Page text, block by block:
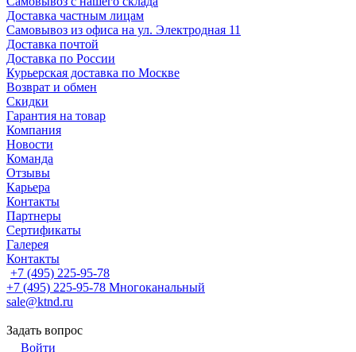
Доставка частным лицам
Самовывоз из офиса на ул. Электродная 11
Доставка почтой
Доставка по России
Курьерская доставка по Москве
Возврат и обмен
Скидки
Гарантия на товар
Компания
Новости
Команда
Отзывы
Карьера
Контакты
Партнеры
Сертификаты
Галерея
Контакты
+7 (495) 225-95-78
+7 (495) 225-95-78 Многоканальный
sale@ktnd.ru
Задать вопрос
Войти